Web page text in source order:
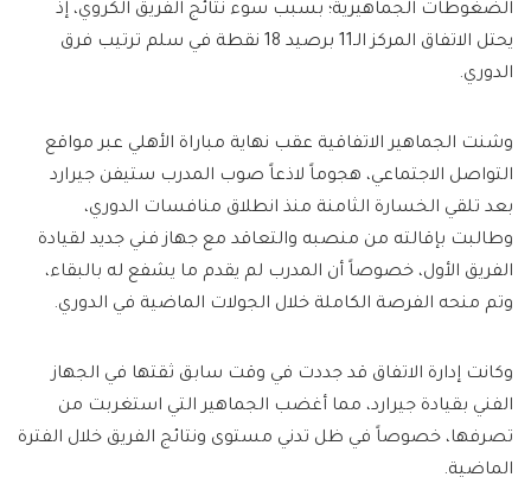
الضغوطات الجماهيرية؛ بسبب سوء نتائج الفريق الكروي، إذ
يحتل الاتفاق المركز الـ11 برصيد 18 نقطة في سلم ترتيب فرق
الدوري.
وشنت الجماهير الاتفاقية عقب نهاية مباراة الأهلي عبر مواقع
التواصل الاجتماعي، هجوماً لاذعاً صوب المدرب ستيفن جيرارد
بعد تلقي الخسارة الثامنة منذ انطلاق منافسات الدوري،
وطالبت بإقالته من منصبه والتعاقد مع جهاز فني جديد لقيادة
الفريق الأول، خصوصاً أن المدرب لم يقدم ما يشفع له بالبقاء،
وتم منحه الفرصة الكاملة خلال الجولات الماضية في الدوري.
وكانت إدارة الاتفاق قد جددت في وقت سابق ثقتها في الجهاز
الفني بقيادة جيرارد، مما أغضب الجماهير التي استغربت من
تصرفها، خصوصاً في ظل تدني مستوى ونتائج الفريق خلال الفترة
الماضية.